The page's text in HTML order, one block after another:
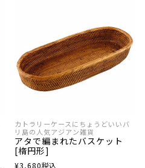
カトラリーケースにちょうどいいバ
リ島の人気アジアン雑貨
アタで編まれたバスケット
[楕円形]
¥3,680税込